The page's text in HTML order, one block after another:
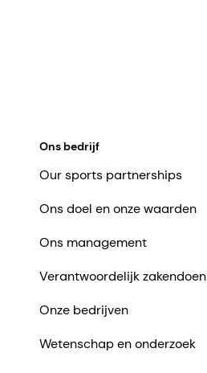
Ons bedrijf
Our sports partnerships
Ons doel en onze waarden
Ons management
Verantwoordelijk zakendoen
Onze bedrijven
Wetenschap en onderzoek